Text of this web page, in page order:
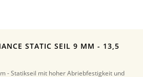
STATIC SEIL 9 MM - 13,5
- Statikseil mit hoher Abriebfestigkeit und